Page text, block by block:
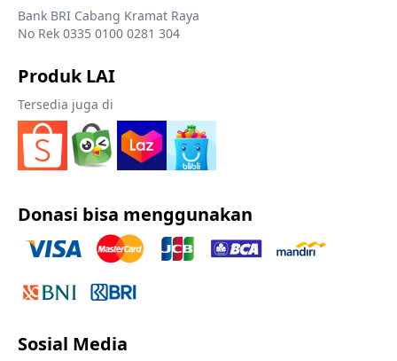
Bank BRI Cabang Kramat Raya
No Rek 0335 0100 0281 304
Produk LAI
Tersedia juga di
Donasi bisa menggunakan
Sosial Media